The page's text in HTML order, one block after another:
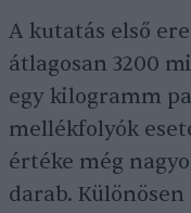
A kutatás első
átlagosan 3200
egy kilogramm
mellékfolyók
értéke még
darab.